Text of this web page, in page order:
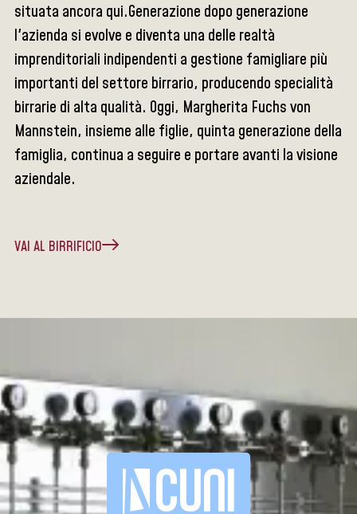
situata ancora qui.Generazione dopo generazione
l'azienda si evolve e diventa una delle realtà
imprenditoriali indipendenti a gestione famigliare più
importanti del settore birrario, producendo specialità
birrarie di alta qualità. Oggi, Margherita Fuchs von
Mannstein, insieme alle figlie, quinta generazione della
famiglia, continua a seguire e portare avanti la visione
aziendale.
VAI AL BIRRIFICIO